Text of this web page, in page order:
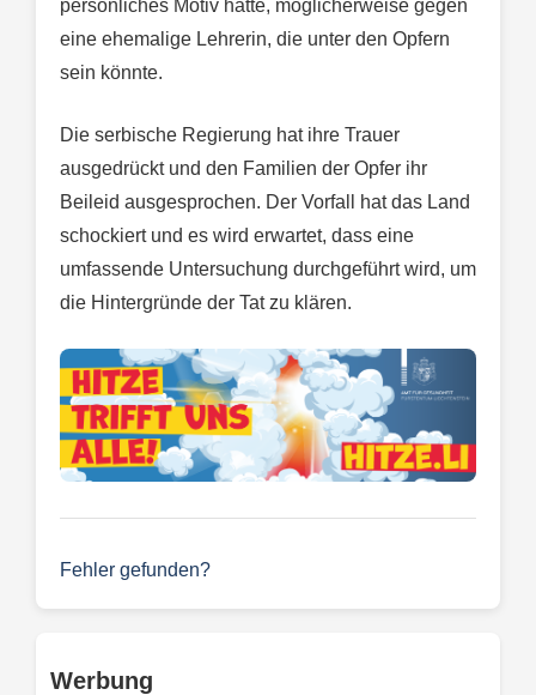
persönliches Motiv hatte, möglicherweise gegen
eine ehemalige Lehrerin, die unter den Opfern
sein könnte.
Die serbische Regierung hat ihre Trauer
ausgedrückt und den Familien der Opfer ihr
Beileid ausgesprochen. Der Vorfall hat das Land
schockiert und es wird erwartet, dass eine
umfassende Untersuchung durchgeführt wird, um
die Hintergründe der Tat zu klären.
Fehler gefunden?
Werbung